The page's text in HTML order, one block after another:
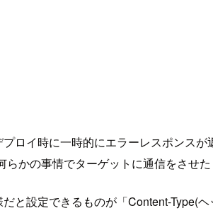
ロイ時に一時的にエラーレスポンス
らかの事情でターゲットに通信をさせ
と設定できるものが「Content-Type(